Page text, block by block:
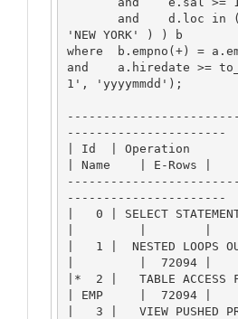
'NEW YORK' ) ) b
where  b.empno(+) =
and    a.hiredate >=
1', 'yyyymmdd');
----------------------
| Id  | Operation
| Name    | E-Rows |
----------------------
|   0 | SELECT
|   1 |  NESTED LOOPS
|         |  72094 |
|*  2 |   TABLE ACCESS
| EMP     |  72094 |
|   3 |   VIEW PUSHED